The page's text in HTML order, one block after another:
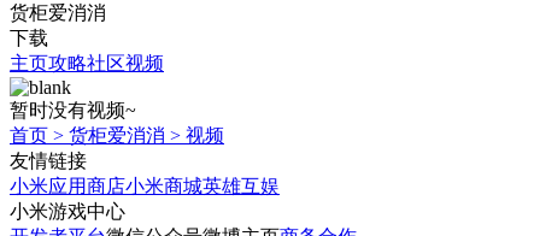
货柜爱消消
下载
主页攻略社区视频
暂时没有视频~
首页 > 货柜爱消消 > 视频
友情链接
小米应用商店小米商城英雄互娱
小米游戏中心